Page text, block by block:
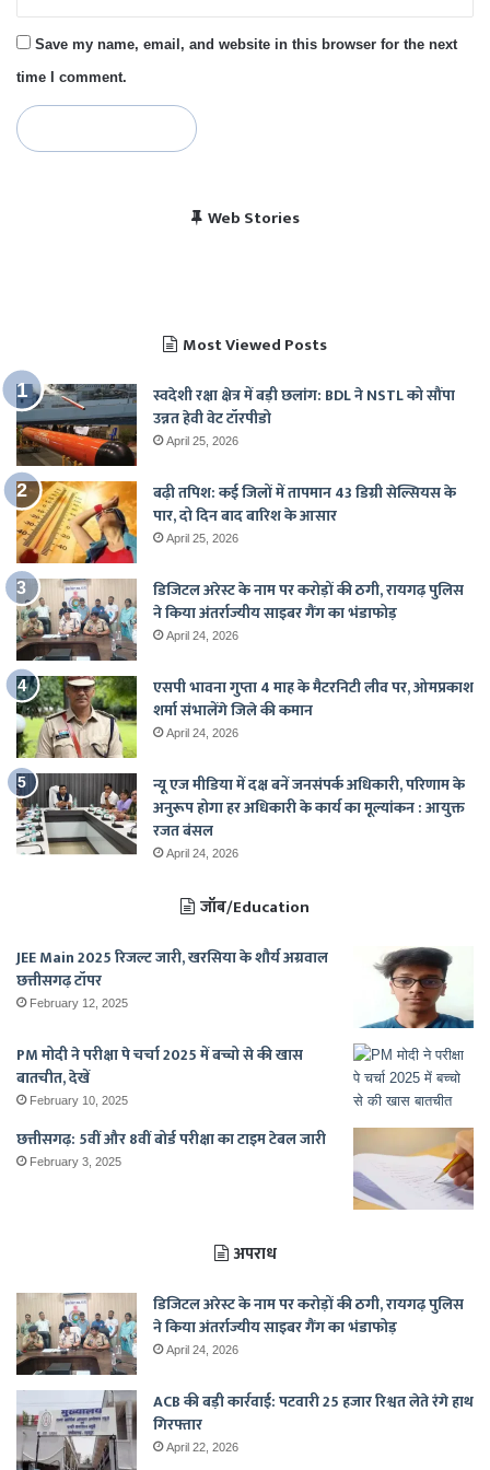
Save my name, email, and website in this browser for the next
time I comment.
Web Stories
विराट कोहली की सेंचुरी से
भारत बनाम पाकिस्तान, हेड
पाकिस्तान में बजा भारत का
चैंपियंस ट्रॉफी 2025 में
Most Viewed Posts
स्वदेशी रक्षा क्षेत्र में बड़ी छलांग: BDL ने NSTL को सौंपा
उन्नत हेवी वेट टॉरपीडो
April 25, 2026
बढ़ी तपिश: कई जिलों में तापमान 43 डिग्री सेल्सियस के
पार, दो दिन बाद बारिश के आसार
April 25, 2026
डिजिटल अरेस्ट के नाम पर करोड़ों की ठगी, रायगढ़ पुलिस
ने किया अंतर्राज्यीय साइबर गैंग का भंडाफोड़
April 24, 2026
एसपी भावना गुप्ता 4 माह के मैटरनिटी लीव पर, ओमप्रकाश
शर्मा संभालेंगे जिले की कमान
April 24, 2026
न्यू एज मीडिया में दक्ष बनें जनसंपर्क अधिकारी, परिणाम के
अनुरूप होगा हर अधिकारी के कार्य का मूल्यांकन : आयुक्त
रजत बंसल
April 24, 2026
जॉब/Education
JEE Main 2025 रिजल्ट जारी, खरसिया के शौर्य अग्रवाल
छत्तीसगढ़ टॉपर
February 12, 2025
PM मोदी ने परीक्षा पे चर्चा 2025 में बच्चो से की खास
बातचीत, देखें
February 10, 2025
छत्तीसगढ़: 5वीं और 8वीं बोर्ड परीक्षा का टाइम टेबल जारी
February 3, 2025
अपराध
डिजिटल अरेस्ट के नाम पर करोड़ों की ठगी, रायगढ़ पुलिस
ने किया अंतर्राज्यीय साइबर गैंग का भंडाफोड़
April 24, 2026
ACB की बड़ी कार्रवाई: पटवारी 25 हजार रिश्वत लेते रंगे हाथ
गिरफ्तार
April 22, 2026